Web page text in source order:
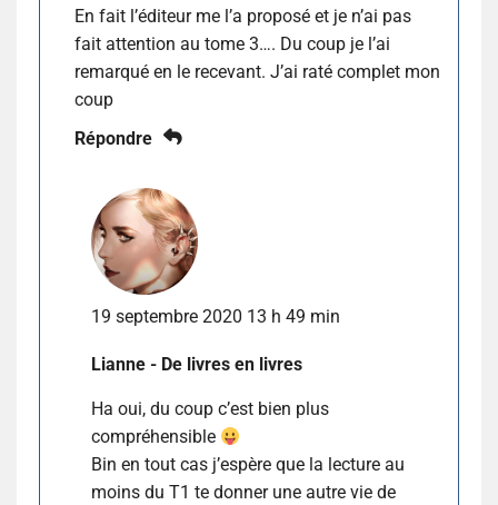
En fait l’éditeur me l’a proposé et je n’ai pas
fait attention au tome 3…. Du coup je l’ai
remarqué en le recevant. J’ai raté complet mon
coup
Répondre
19 septembre 2020 13 h 49 min
Lianne - De livres en livres
Ha oui, du coup c’est bien plus
compréhensible
Bin en tout cas j’espère que la lecture au
moins du T1 te donner une autre vie de